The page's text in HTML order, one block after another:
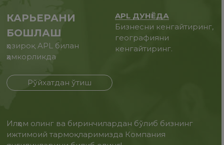
КАРЬЕРАНИ
БОШЛАШ
ҳозироқ APL билан
ҳамкорликда
Рўйхатдан ўтиш
APL ДУНЁДА
Бизнесни кенгайтиринг,
географияни
кенгайтиринг.
Илҳом олинг ва биринчилардан бўлиб бизнинг
ижтимоий тармоқларимизда Компания